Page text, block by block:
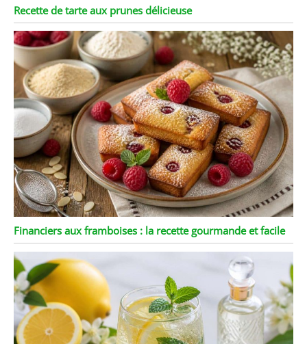
Recette de tarte aux prunes délicieuse
Financiers aux framboises : la recette gourmande et facile